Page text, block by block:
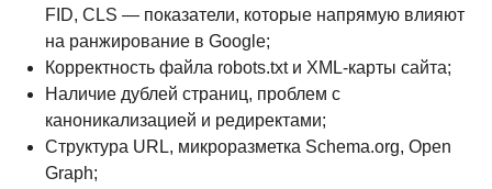
FID, CLS — показатели, которые напрямую влияют
на ранжирование в Google;
Корректность файла robots.txt и XML-карты сайта;
Наличие дублей страниц, проблем с
каноникализацией и редиректами;
Структура URL, микроразметка Schema.org, Open
Graph;